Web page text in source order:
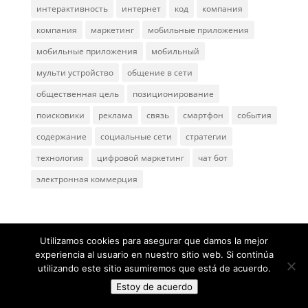
интерактивность интернет код
компания
компания
маркетинг
мобильные приложения
мобильные приложения
мобильный
мульти устройство
общение в сети
общественная цель
позиционирование
поисковики
реклама связь смартфон
события
содержание
социальные сети
стратегии
технология
цифровой маркетинг
чат бот
электронная коммерция
@ 2005ComunicaGeniaTeléfono: 618731898 |Mapa
Privacidad y aviso legal
Utilizamos cookies para asegurar que damos la mejor
experiencia al usuario en nuestro sitio web. Si continúa
utilizando este sitio asumiremos que está de acuerdo.
Estoy de acuerdo